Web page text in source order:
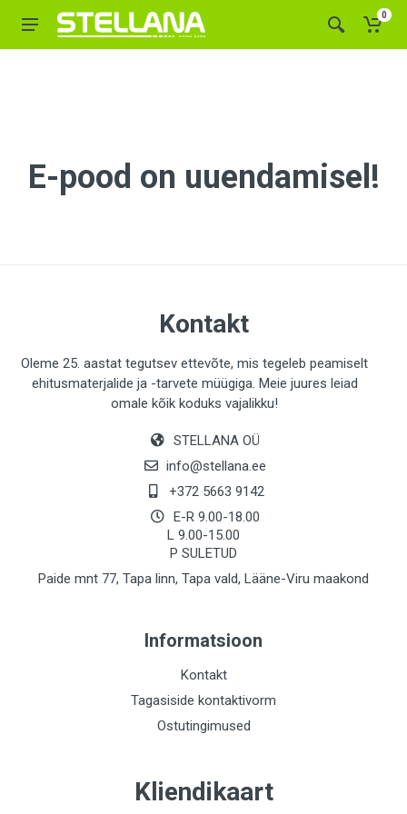
0
E-pood on uuendamisel!
Kontakt
Oleme 25. aastat tegutsev ettevõte, mis tegeleb peamiselt
ehitusmaterjalide ja -tarvete müügiga. Meie juures leiad
omale kõik koduks vajalikku!
STELLANA OÜ
info@stellana.ee
+372 5663 9142
E-R 9.00-18.00
L 9.00-15.00
P SULETUD
Paide mnt 77, Tapa linn, Tapa vald, Lääne-Viru maakond
Informatsioon
Kontakt
Tagasiside kontaktivorm
Ostutingimused
Kliendikaart